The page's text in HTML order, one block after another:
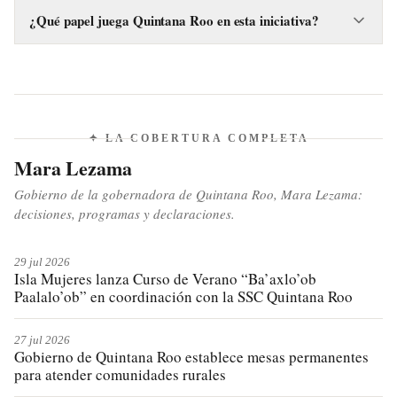
perspectiva de género y sin obstáculos burocráticos,
¿Qué papel juega Quintana Roo en esta iniciativa?
y la gobernadora Mara Lezama participa como presidenta de
presencia del estado.✦ LA COBERTURA COMPLETA
Mara Lezama
Gobierno de la gobernadora de Quintana Roo, Mara Lezama:
decisiones, programas y declaraciones.
29 jul 2026
Isla Mujeres lanza Curso de Verano “Ba’axlo’ob
Paalalo’ob” en coordinación con la SSC Quintana Roo
27 jul 2026
Gobierno de Quintana Roo establece mesas permanentes
para atender comunidades rurales